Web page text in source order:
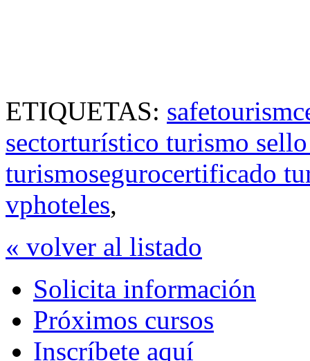
ETIQUETAS:
sectorturístico turismo
turismosegurocertificado
vphoteles,
« volver al listado
Solicita información
Próximos cursos
Inscríbete aquí